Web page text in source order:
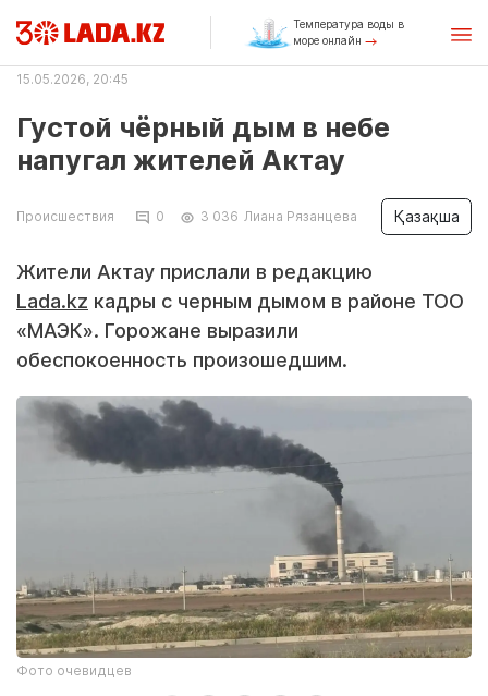
Температура воды в
море онлайн
15.05.2026, 20:45
Густой чёрный дым в небе
напугал жителей Актау
Происшествия 0 3 036 Лиана Рязанцева Қазақша
Жители Актау прислали в редакцию
Lada.kz кадры с черным дымом в районе ТОО
«МАЭК». Горожане выразили
обеспокоенность произошедшим.
Фото очевидцев